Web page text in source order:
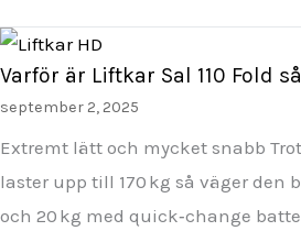
Varför är Liftkar Sal 110 Fold
september 2, 2025
Extremt lätt och mycket snabb
laster upp till 170 kg så väger den
och 20 kg med quick‑change